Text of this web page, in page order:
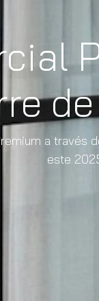
a través
este